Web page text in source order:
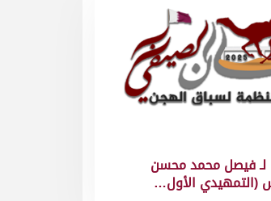
لـ فيصل محمد محسن
(التمهيدي الأول…